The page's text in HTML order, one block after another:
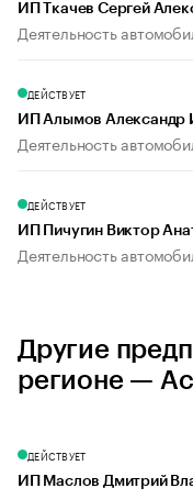
ИП Ткачев Сергей
Деятельность
ДЕЙСТВУЕТ
ИП Алымов Александр
Деятельность
ДЕЙСТВУЕТ
ИП Пичугин Виктор
Деятельность
Другие
регионе —
ДЕЙСТВУЕТ
ИП Маслов Дмитрий